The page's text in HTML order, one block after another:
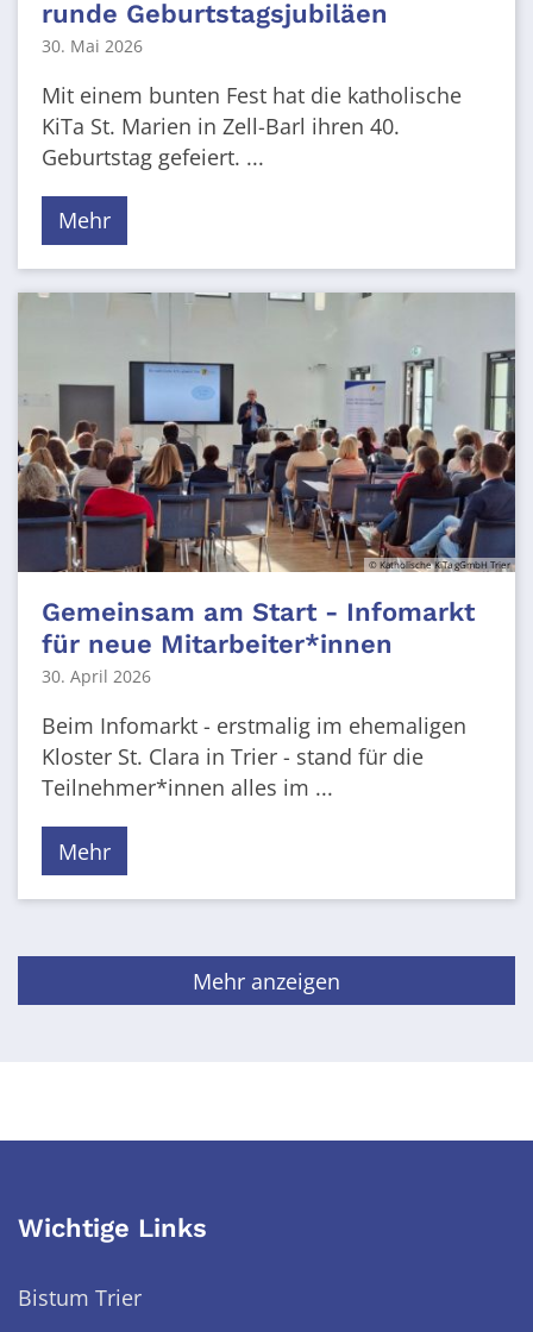
runde Geburtstagsjubiläen
30. Mai 2026
Mit einem bunten Fest hat die katholische
KiTa St. Marien in Zell-Barl ihren 40.
Geburtstag gefeiert. ...
Mehr
© Katholische KiTa gGmbH Trier
Gemeinsam am Start - Infomarkt
für neue Mitarbeiter*innen
30. April 2026
Beim Infomarkt - erstmalig im ehemaligen
Kloster St. Clara in Trier - stand für die
Teilnehmer*innen alles im ...
Mehr
Mehr anzeigen
Wichtige Links
Bistum Trier